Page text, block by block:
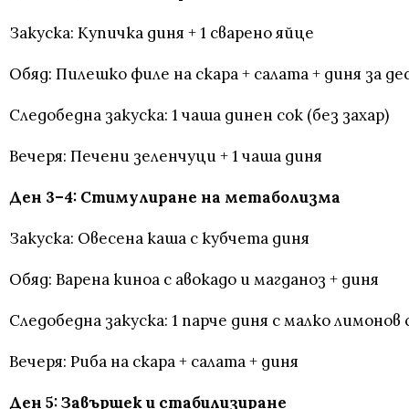
Закуска: Купичка диня + 1 сварено яйце
Обяд: Пилешко филе на скара + салата + диня за
Следобедна закуска: 1 чаша динен сок (без захар)
Вечеря: Печени зеленчуци + 1 чаша диня
Ден 3–4: Стимулиране на метаболизма
Закуска: Овесена каша с кубчета диня
Обяд: Варена киноа с авокадо и магданоз + диня
Следобедна закуска: 1 парче диня с малко лимонов
Вечеря: Риба на скара + салата + диня
Ден 5: Завършек и стабилизиране